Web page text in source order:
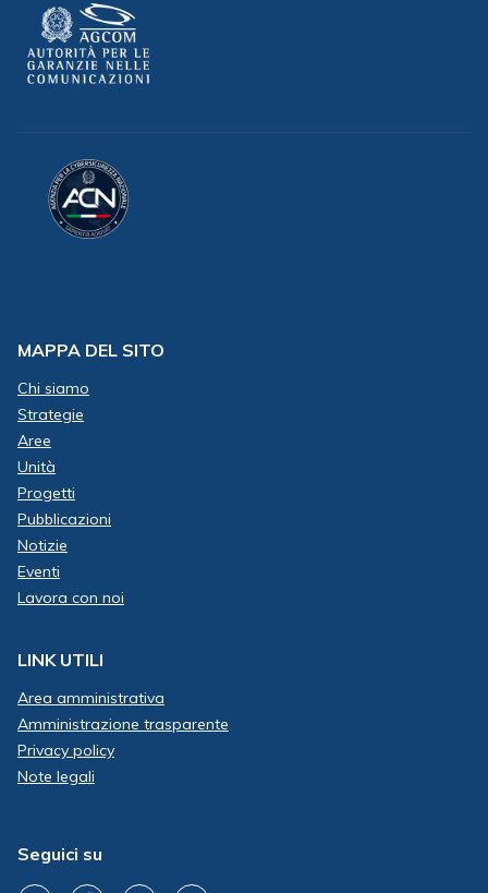
MAPPA DEL SITO
Chi siamo
Strategie
Aree
Unità
Progetti
Pubblicazioni
Notizie
Eventi
Lavora con noi
LINK UTILI
Area amministrativa
Amministrazione trasparente
Privacy policy
Note legali
Seguici su